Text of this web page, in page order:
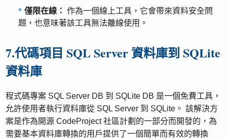
僅限在線： 作為一個線上工具，它會帶來資料安全問
題，也意味著該工具無法離線使用。
7.代碼項目 SQL Server 資料庫到 SQLite
資料庫
程式碼專案 SQL Server DB 到 SQLite DB 是一個免費工具，
允許使用者執行資料庫從 SQL Server 到 SQLite。 該解決方
案是作為開源 CodeProject 社區計劃的一部分而開發的，為
需要基本資料庫轉換的用戶提供了一個簡單而有效的轉換